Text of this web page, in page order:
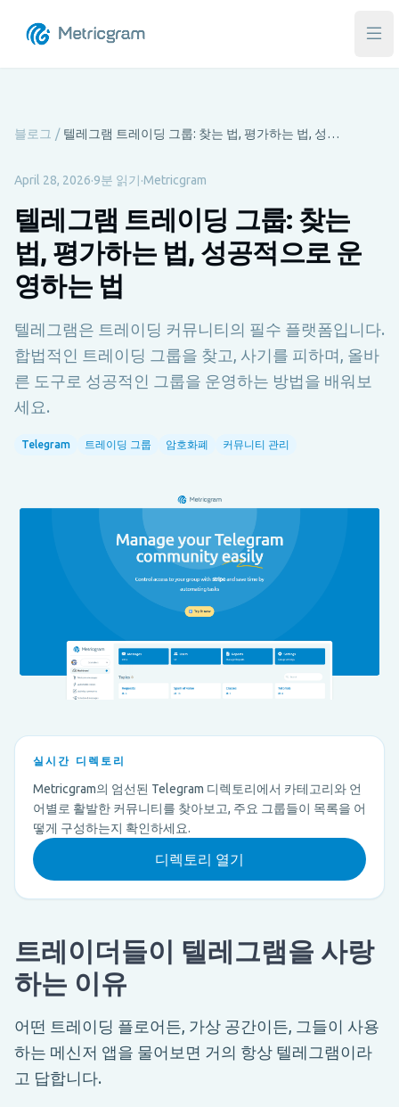
메
블로그 / 텔레그램 트레이딩 그룹: 찾는 법, 평가하는 법, 성공적으로 운영하는 법
April 28, 2026·9분 읽기·Metricgram
텔레그램 트레이딩 그룹: 찾는
법, 평가하는 법, 성공적으로 운
영하는 법
텔레그램은 트레이딩 커뮤니티의 필수 플랫폼입니다.
합법적인 트레이딩 그룹을 찾고, 사기를 피하며, 올바
른 도구로 성공적인 그룹을 운영하는 방법을 배워보
세요.
Telegram 트레이딩 그룹 암호화폐 커뮤니티 관리
실시간 디렉토리
Metricgram의 엄선된 Telegram 디렉토리에서 카테고리와 언
어별로 활발한 커뮤니티를 찾아보고, 주요 그룹들이 목록을 어
떻게 구성하는지 확인하세요.
디렉토리 열기
트레이더들이 텔레그램을 사랑
하는 이유
어떤 트레이딩 플로어든, 가상 공간이든, 그들이 사용
하는 메신저 앱을 물어보면 거의 항상 텔레그램이라
고 답합니다.